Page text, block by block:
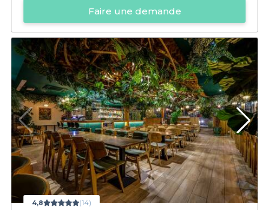
Faire une demande
4,8 (14)